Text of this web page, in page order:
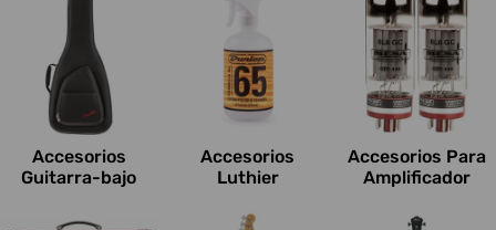
Accesorios
Guitarra-bajo
Accesorios
Luthier
Accesorios Para
Amplificador